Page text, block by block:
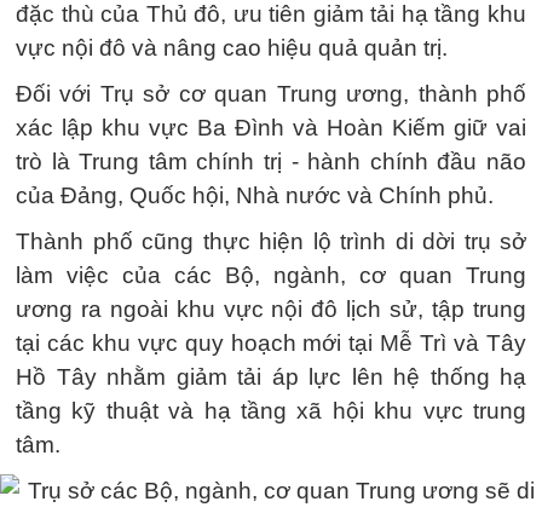
đặc thù của Thủ đô, ưu tiên giảm tải hạ tầng khu
vực nội đô và nâng cao hiệu quả quản trị.
Đối với Trụ sở cơ quan Trung ương, thành phố
xác lập khu vực Ba Đình và Hoàn Kiếm giữ vai
trò là Trung tâm chính trị - hành chính đầu não
của Đảng, Quốc hội, Nhà nước và Chính phủ.
Thành phố cũng thực hiện lộ trình di dời trụ sở
làm việc của các Bộ, ngành, cơ quan Trung
ương ra ngoài khu vực nội đô lịch sử, tập trung
tại các khu vực quy hoạch mới tại Mễ Trì và Tây
Hồ Tây nhằm giảm tải áp lực lên hệ thống hạ
tầng kỹ thuật và hạ tầng xã hội khu vực trung
tâm.